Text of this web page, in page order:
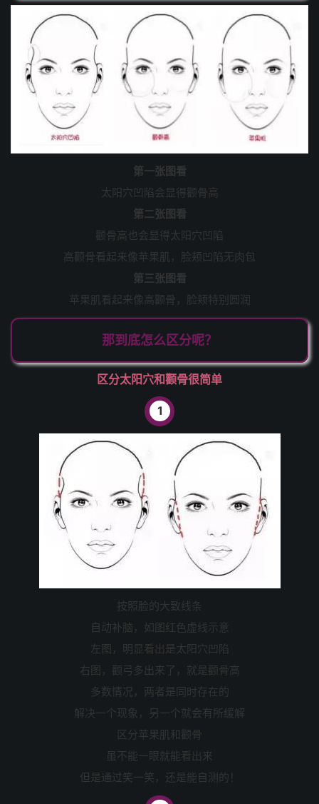
第一张图看
太阳穴凹陷会显得颧骨高
第二张图看
颧骨高也会显得太阳穴凹陷
高颧骨看起来像苹果肌，脸颊凹陷无肉包
第三张图看
苹果肌看起来像高颧骨，脸颊特别圆润
那到底怎么区分呢？
区分太阳穴和颧骨很简单
1
按照脸的大致线条
自动补脑，如图红色虚线示意
左图，明显看出是太阳穴凹陷
右图，颧弓多出来了，就是颧骨高
多数情况，两者是同时存在的
解决一个现象，另一个就会有所缓解
区分苹果肌和颧骨
虽不能一眼就能看出来
但是通过笑一笑，还是能自测的！